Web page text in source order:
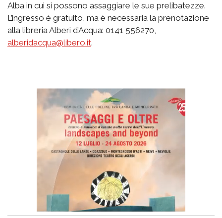
Alba in cui si possono assaggiare le sue prelibatezze.
L’ingresso è gratuito, ma è necessaria la prenotazione
alla libreria Alberi d’Acqua: 0141 556270,
alberidacqua@libero.it.